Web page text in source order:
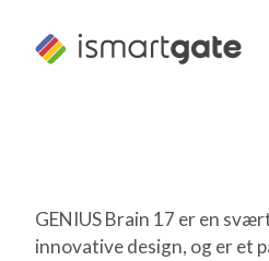
innhold
GENIUS Brain 17 er en
innovative design, og er et